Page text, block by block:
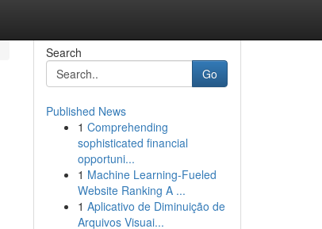
Search
Go
Published News
1 Comprehending
sophisticated financial
opportuni...
1 Machine Learning-Fueled
Website Ranking A ...
1 Aplicativo de Diminuição de
Arquivos Visuai...